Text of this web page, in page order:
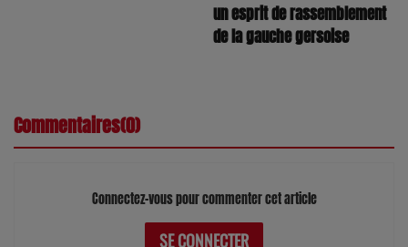
un esprit de rassemblement
de la gauche gersoise
Commentaires(0)
Connectez-vous pour commenter cet article
SE CONNECTER